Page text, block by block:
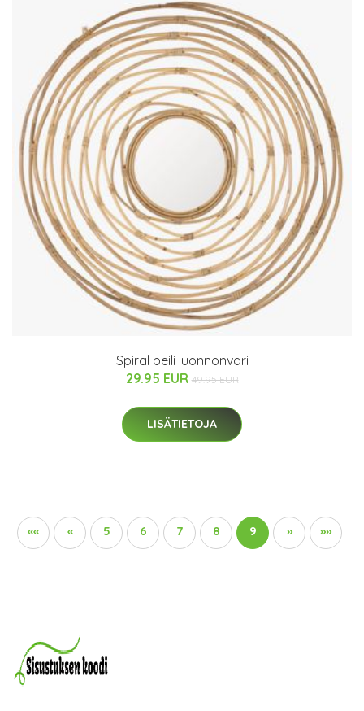
Spiral peili luonnonväri
29.95 EUR 49.95 EUR
LISÄTIETOJA
«« « 5 6 7 8 9 » »»